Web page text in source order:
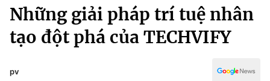
Chuyên mục
Chính trị
Kinh tế
Thể thao
Truyền hình
Những giải pháp trí tuệ nhân
tạo đột phá của TECHVIFY
pv